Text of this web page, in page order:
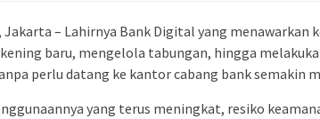
Jakarta – Lahirnya Bank Digital yang menawarkan
baru, mengelola tabungan, hingga
perlu datang ke kantor cabang bank semakin
yang terus meningkat, resiko